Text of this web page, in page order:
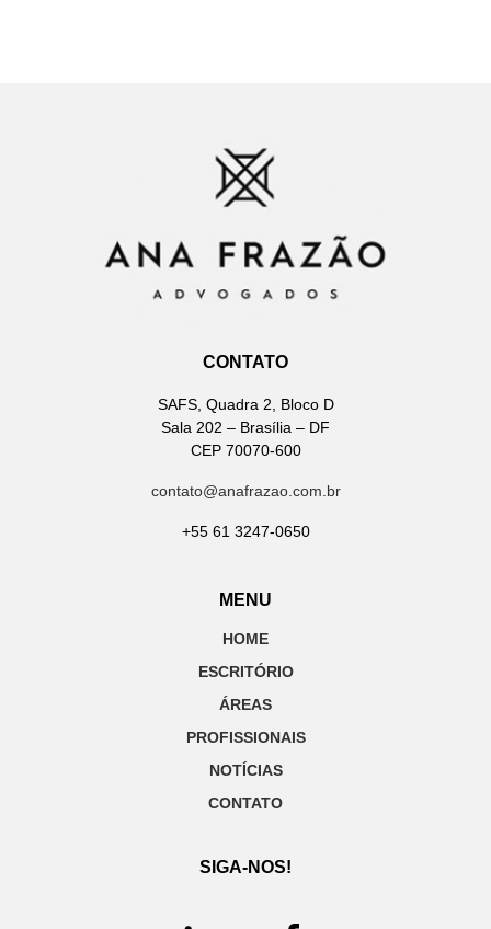
CONTATO
SAFS, Quadra 2, Bloco D
Sala 202 – Brasília – DF
CEP 70070-600
contato@anafrazao.com.br
+55 61 3247-0650
MENU
HOME
ESCRITÓRIO
ÁREAS
PROFISSIONAIS
NOTÍCIAS
CONTATO
SIGA-NOS!